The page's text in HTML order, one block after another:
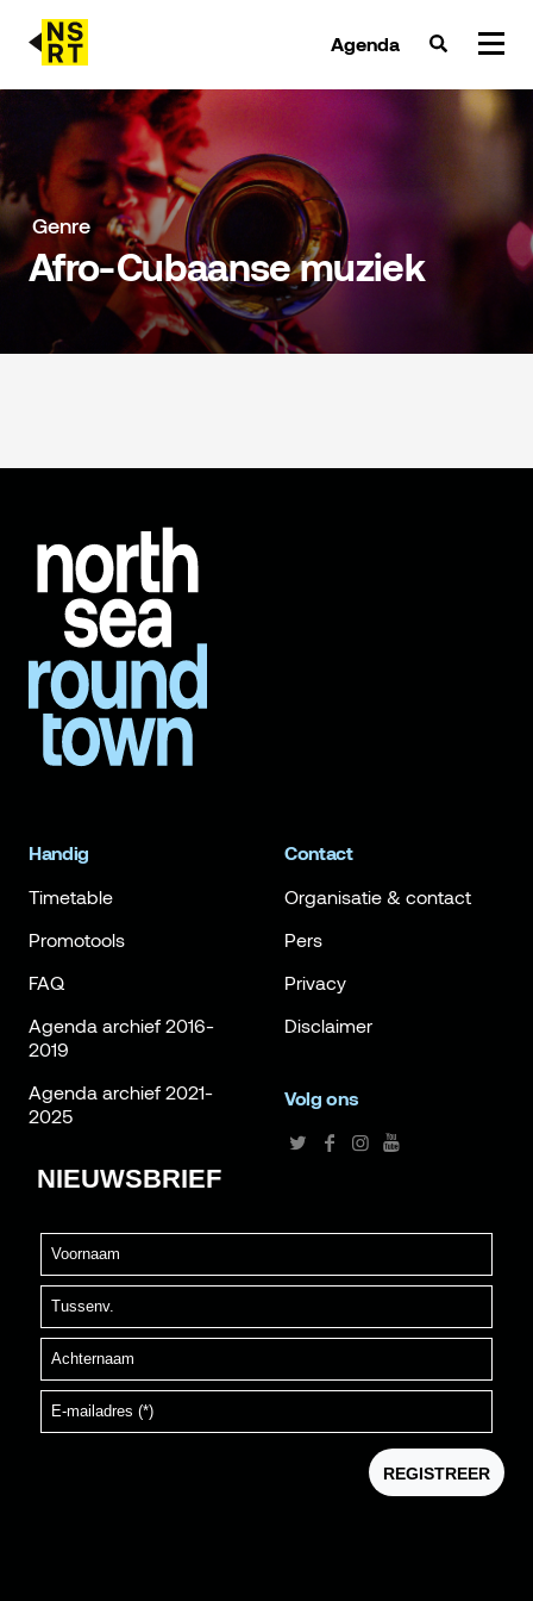
Agenda
agenda & tickets
nieuws
team
over NSRT
Genre
Afro-Cubaanse muziek
Handig
Timetable
Promotools
FAQ
Agenda archief 2016-
2019
Agenda archief 2021-
2025
Contact
Organisatie & contact
Pers
Privacy
Disclaimer
Volg ons